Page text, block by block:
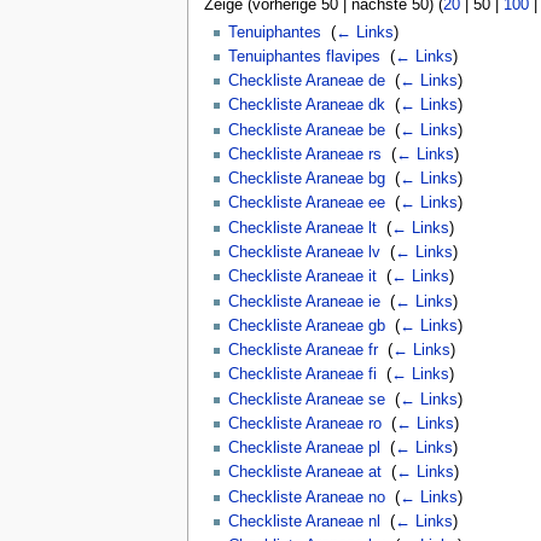
Zeige (vorherige 50| nächste 50) (20| 50| 100|
Tenuiphantes
(← Links)
Tenuiphantes flavipes
(← Links)
Checkliste Araneae de‎ (← Links)
Checkliste Araneae dk‎ (← Links)
Checkliste Araneae be‎ (← Links)
Checkliste Araneae rs
(← Links)
Checkliste Araneae bg‎ (← Links)
Checkliste Araneae ee‎ (← Links)
Checkliste Araneae lt‎ (← Links)
Checkliste Araneae lv‎ (← Links)
Checkliste Araneae it‎ (← Links)
Checkliste Araneae ie‎ (← Links)
Checkliste Araneae gb‎ (← Links)
Checkliste Araneae fr‎ (← Links)
Checkliste Araneae fi
(← Links)
Checkliste Araneae se‎ (← Links)
Checkliste Araneae ro‎ (← Links)
Checkliste Araneae pl
(← Links)
Checkliste Araneae at‎ (← Links)
Checkliste Araneae no‎ (← Links)
Checkliste Araneae nl
(← Links)